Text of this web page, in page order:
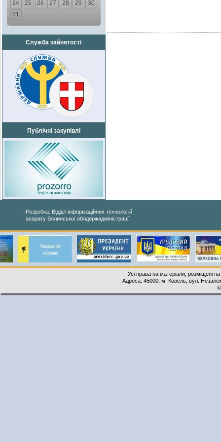
24 25 26 27 28 29
30
31
Служба зайнятості
Публічні закупівлі
Розробка: Відділ інформаційних технологій
апарату Волинської облдержадміністрації
Усі права на матеріали, розміщені
Адреса: 45000, м. Ковель, вул.